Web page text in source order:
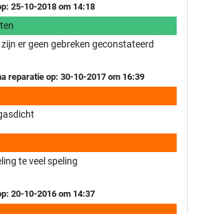
25-10-2018 om 14:18
er geen gebreken geconstateerd
reparatie op: 30-10-2017 om 16:39
te veel speling
20-10-2016 om 14:37